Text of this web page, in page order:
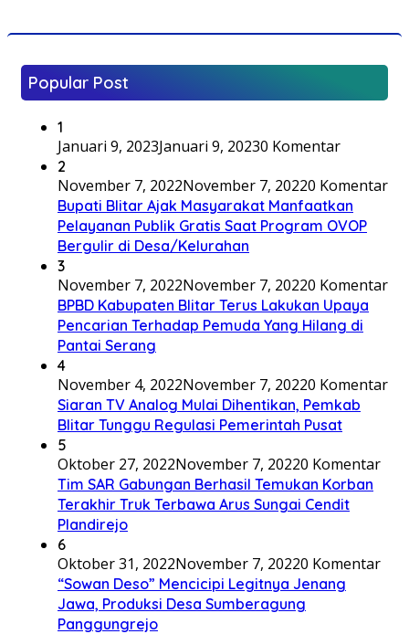
Popular Post
1
Januari 9, 2023Januari 9, 20230 Komentar
2
November 7, 2022November 7, 20220 Komentar
Bupati Blitar Ajak Masyarakat Manfaatkan
Pelayanan Publik Gratis Saat Program OVOP
Bergulir di Desa/Kelurahan
3
November 7, 2022November 7, 20220 Komentar
BPBD Kabupaten Blitar Terus Lakukan Upaya
Pencarian Terhadap Pemuda Yang Hilang di
Pantai Serang
4
November 4, 2022November 7, 20220 Komentar
Siaran TV Analog Mulai Dihentikan, Pemkab
Blitar Tunggu Regulasi Pemerintah Pusat
5
Oktober 27, 2022November 7, 20220 Komentar
Tim SAR Gabungan Berhasil Temukan Korban
Terakhir Truk Terbawa Arus Sungai Cendit
Plandirejo
6
Oktober 31, 2022November 7, 20220 Komentar
“Sowan Deso” Mencicipi Legitnya Jenang
Jawa, Produksi Desa Sumberagung
Panggungrejo